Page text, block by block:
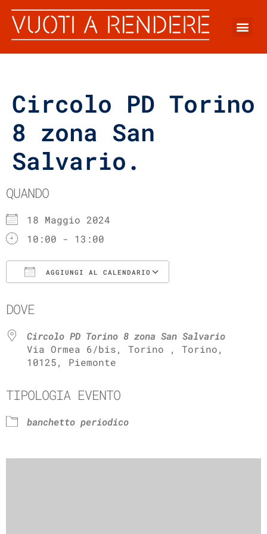
Circolo PD Torino
8 zona San
Salvario.
QUANDO
18 Maggio 2024
10:00 - 13:00
AGGIUNGI AL CALENDARIO
DOVE
Circolo PD Torino 8 zona San Salvario
Via Ormea 6/bis, Torino , Torino,
10125, Piemonte
TIPOLOGIA EVENTO
banchetto periodico